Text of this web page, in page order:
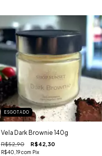
ESGOTADO
Vela Dark Brownie 140g
R$52,90 R$42,30
R$40,19com Pix